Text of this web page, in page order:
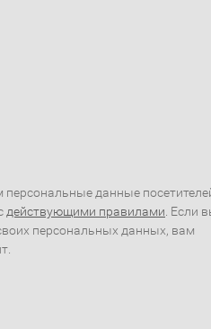
данные
действующими правилами . Если
персональных данных, вам